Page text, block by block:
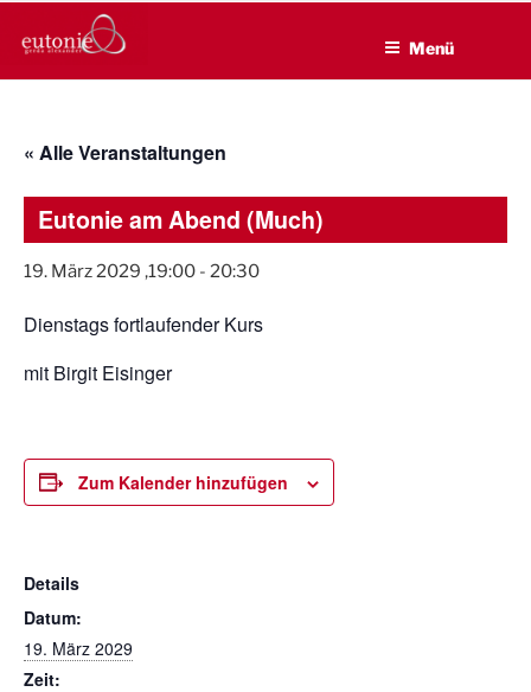
Inhalt
EUTONIE.DE
Lebensbalance durch körperliche Selbsterfahrung
Menü
« Alle Veranstaltungen
Eutonie am Abend (Much)
19. März 2029 ,19:00 - 20:30
Dienstags fortlaufender Kurs
mit Birgit Eisinger
Zum Kalender hinzufügen
Details
Datum:
19. März 2029
Zeit: